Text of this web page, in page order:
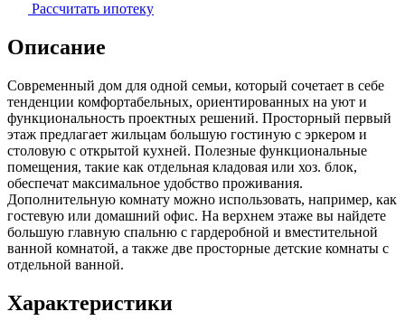
Рассчитать ипотеку
Описание
Современный дом для одной семьи, который сочетает в себе
тенденции комфортабельных, ориентированных на уют и
функциональность проектных решений. Просторный первый
этаж предлагает жильцам большую гостиную с эркером и
столовую с открытой кухней. Полезные функциональные
помещения, такие как отдельная кладовая или хоз. блок,
обеспечат максимальное удобство проживания.
Дополнительную комнату можно использовать, например, как
гостевую или домашний офис. На верхнем этаже вы найдете
большую главную спальню с гардеробной и вместительной
ванной комнатой, а также две просторные детские комнаты с
отдельной ванной.
Характеристики